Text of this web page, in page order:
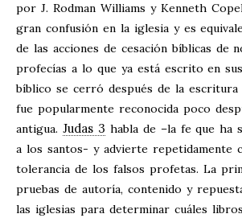
por J. Rodman Williams y Kenneth
gran confusión en la iglesia y es
de las acciones de cesación bíblicas de
profecías a lo que ya está escrito en
bíblico se cerró después de la escritura
fue popularmente reconocida poco
antigua. Judas 3 habla de –la fe que ha
a los santos- y advierte repetidamente
tolerancia de los falsos profetas. La
pruebas de autoría, contenido y
las iglesias para determinar cuáles